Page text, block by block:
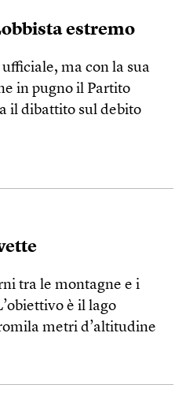
estremo
ma con la sua
in pugno il Partito
il dibattito sul debito
tra le montagne e i
è il lago
metri d’altitudine